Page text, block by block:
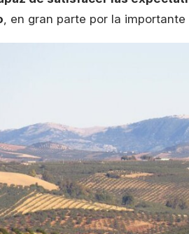
, en gran parte por la